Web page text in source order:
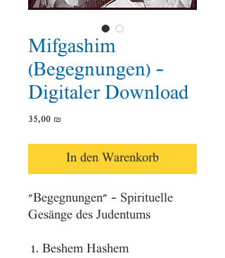
Mifgashim
(Begegnungen) -
Digitaler Download
35,00 ₪
In den Warenkorb
"Begegnungen" - Spirituelle
Gesänge des Judentums
Beshem Hashem